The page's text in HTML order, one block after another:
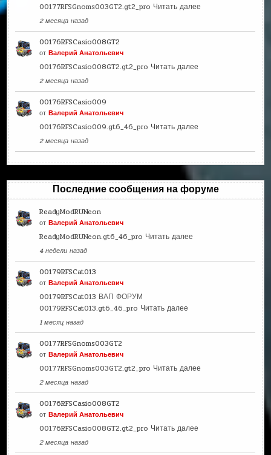
00177RFSGnoms003GT2.gt2_pro Читать далее
2 месяца назад
00176RFSCasio008GT2
отВалерий Анатольевич
00176RFSCasio008GT2.gt2_pro Читать далее
2 месяца назад
00176RFSCasio009
отВалерий Анатольевич
00176RFSCasio009.gt6_46_pro Читать далее
2 месяца назад
Последние сообщения на форуме
ReadyModRUNeon
отВалерий Анатольевич
ReadyModRUNeon.gt6_46_pro Читать далее
4 недели назад
00179RFSCat013
отВалерий Анатольевич
00179RFSCat013 ВАП ФОРУМ
00179RFSCat013.gt6_46_pro Читать далее
1 месяц назад
00177RFSGnoms003GT2
отВалерий Анатольевич
00177RFSGnoms003GT2.gt2_pro Читать далее
2 месяца назад
00176RFSCasio008GT2
отВалерий Анатольевич
00176RFSCasio008GT2.gt2_pro Читать далее
2 месяца назад